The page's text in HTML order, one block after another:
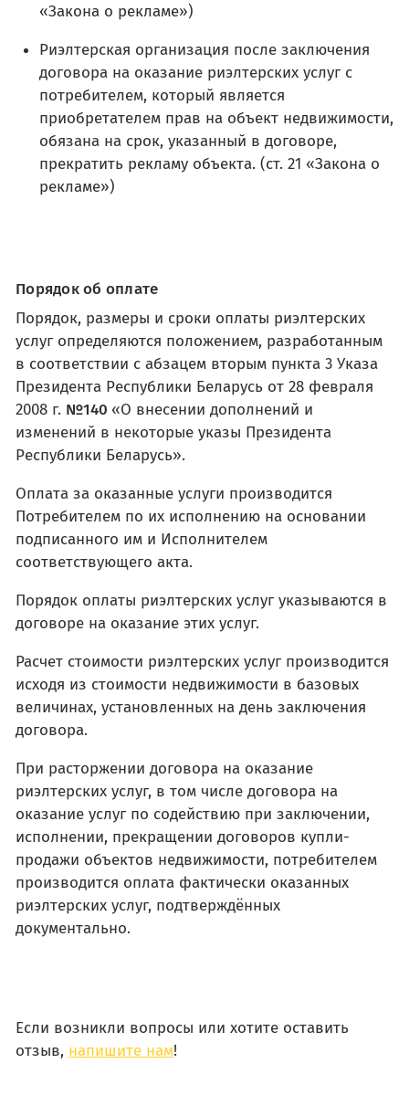
«Закона о рекламе»)
Риэлтерская организация после заключения
договора на оказание риэлтерских услуг с
потребителем, который является
приобретателем прав на объект недвижимости,
обязана на срок, указанный в договоре,
прекратить рекламу объекта. (ст. 21 «Закона о
рекламе»)
Порядок об оплате
Порядок, размеры и сроки оплаты риэлтерских
услуг определяются положением, разработанным
в соответствии с абзацем вторым пункта 3 Указа
Президента Республики Беларусь от 28 февраля
2008 г. №140 «О внесении дополнений и
изменений в некоторые указы Президента
Республики Беларусь».
Оплата за оказанные услуги производится
Потребителем по их исполнению на основании
подписанного им и Исполнителем
соответствующего акта.
Порядок оплаты риэлтерских услуг указываются в
договоре на оказание этих услуг.
Расчет стоимости риэлтерских услуг производится
исходя из стоимости недвижимости в базовых
величинах, установленных на день заключения
договора.
При расторжении договора на оказание
риэлтерских услуг, в том числе договора на
оказание услуг по содействию при заключении,
исполнении, прекращении договоров купли-
продажи объектов недвижимости, потребителем
производится оплата фактически оказанных
риэлтерских услуг, подтверждённых
документально.
Если возникли вопросы или хотите оставить
отзыв, напишите нам!